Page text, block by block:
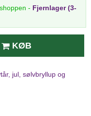
- Fjernlager (3-
KØB
jul, sølvbryllup og